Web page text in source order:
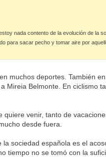
nada contento de la evolución de la
para sacar pecho y tomar aire por
muchos deportes. También
Mireia Belmonte. En ciclismo
venir, tanto de
desde fuera.
sociedad española es el
tiempo no se tomó con la